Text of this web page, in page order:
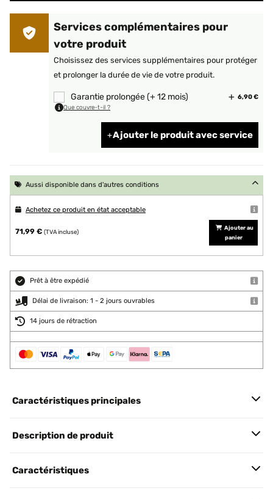
Services complémentaires pour
votre produit
Choisissez des services supplémentaires pour protéger
et prolonger la durée de vie de votre produit.
Garantie prolongée (+ 12 mois) 6,90 €
Que couvre-t-il ?
Ajouter le produit avec service
Aussi disponible dans d'autres conditions
Achetez ce produit en état acceptable
71,99 € (TVA incluse)
Ajouter au
panier
Prêt à être expédié
Délai de livraison: 1 - 2 jours ouvrables
14 jours de rétraction
Caractéristiques principales
Description de produit
Caractéristiques